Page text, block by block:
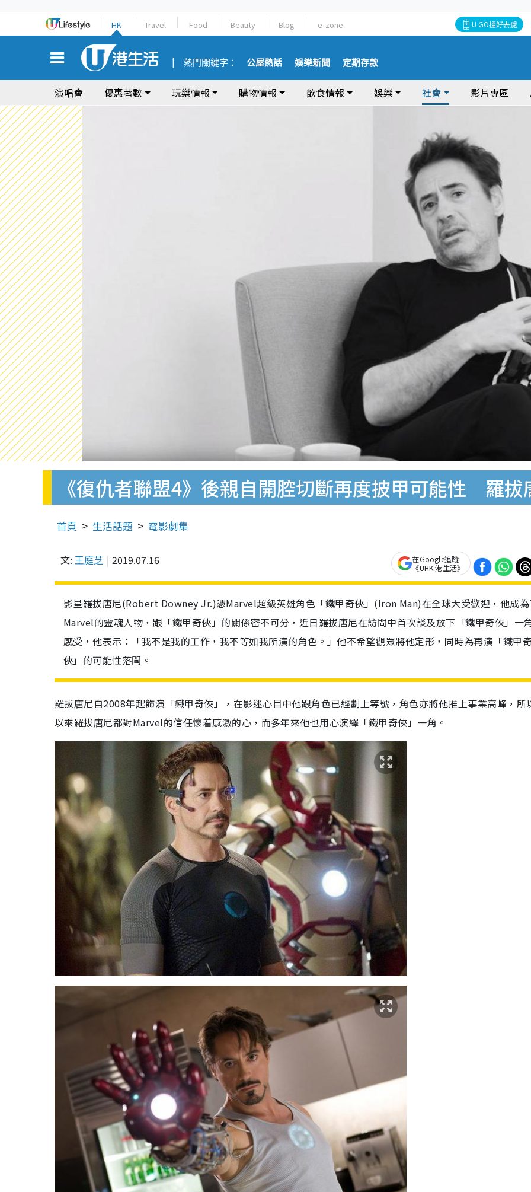
HK Travel Food Beauty Blog e-zone U GO搵好去處
熱門關鍵字： 公屋熱話 娛樂新聞 定期存款
演唱會 優惠著數 玩樂情報 購物情報 飲食情報 娛樂 社會 影片專區
《復仇者聯盟4》後親自開腔切斷再度披甲可能性 羅
首頁 生活話題 電影劇集
文: 王庭芝 2019.07.16
在Google追蹤
《UHK 港生活》
影星羅拔唐尼(Robert Downey Jr.)憑Marvel超級英雄角色「鐵甲奇俠」(Iron Man)在全球大受歡迎，他成
Marvel的靈魂人物，跟「鐵甲奇俠」的關係密不可分，近日羅拔唐尼在訪問中首次談及放下「鐵甲奇俠」一
感受，他表示：「我不是我的工作，我不等如我所演的角色。」他不希望觀眾將他定形，同時為再演「鐵甲
俠」的可能性落閘。
羅拔唐尼自2008年起飾演「鐵甲奇俠」，在影迷心目中他跟角色已經劃上等號，角色亦將他推上事業高峰，所
以來羅拔唐尼都對Marvel的信任懷着感激的心，而多年來他也用心演繹「鐵甲奇俠」一角。